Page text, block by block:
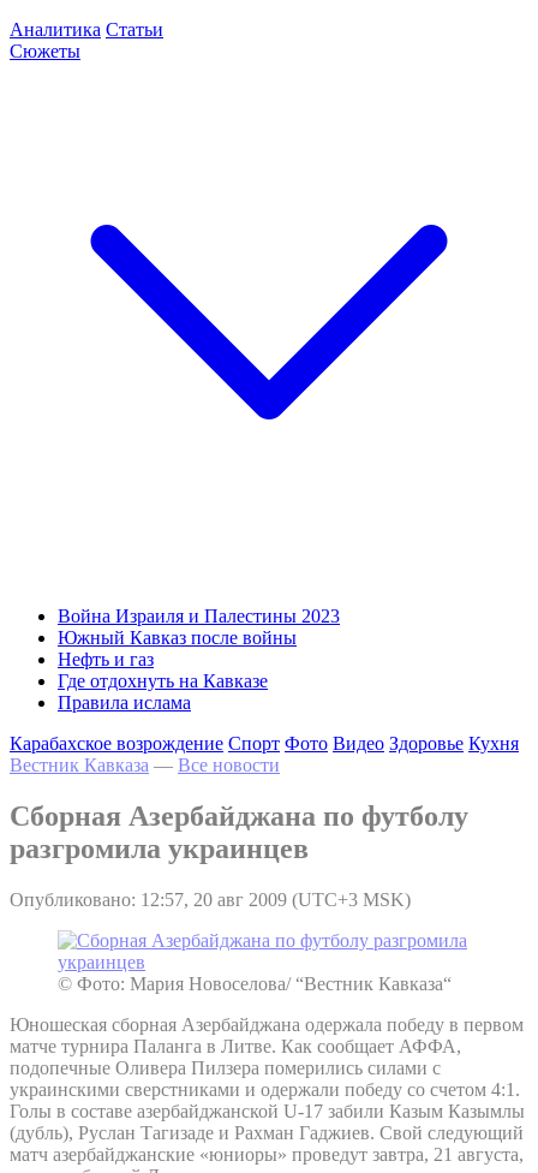
Аналитика Статьи
Сюжеты
Война Израиля и Палестины 2023
Южный Кавказ после войны
Нефть и газ
Где отдохнуть на Кавказе
Правила ислама
Карабахское возрождение Спорт Фото Видео Здоровье Кухня
Вестник Кавказа — Все новости
Сборная Азербайджана по футболу
разгромила украинцев
Опубликовано: 12:57, 20 авг 2009 (UTC+3 MSK)
© Фото: Мария Новоселова/ “Вестник Кавказа“
Юношеская сборная Азербайджана одержала победу в первом
матче турнира Паланга в Литве. Как сообщает АФФА,
подопечные Оливера Пилзера померились силами с
украинскими сверстниками и одержали победу со счетом 4:1.
Голы в составе азербайджанской U-17 забили Казым Казымлы
(дубль), Руслан Тагизаде и Рахман Гаджиев. Свой следующий
матч азербайджанские «юниоры» проведут завтра, 21 августа,